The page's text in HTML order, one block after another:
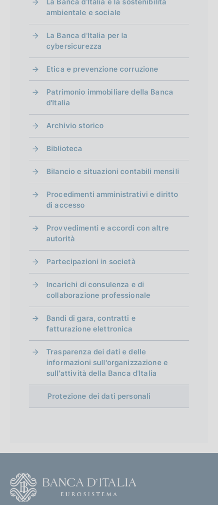
ambientale e sociale
La Banca d'Italia per la
cybersicurezza
Etica e prevenzione corruzione
Patrimonio immobiliare della Banca
d'Italia
Archivio storico
Biblioteca
Bilancio e situazioni contabili mensili
Procedimenti amministrativi e diritto
di accesso
Provvedimenti e accordi con altre
autorità
Partecipazioni in società
Incarichi di consulenza e di
collaborazione professionale
Bandi di gara, contratti e
fatturazione elettronica
Trasparenza dei dati e delle
informazioni sull'organizzazione e
sull'attività della Banca d'Italia
Protezione dei dati personali